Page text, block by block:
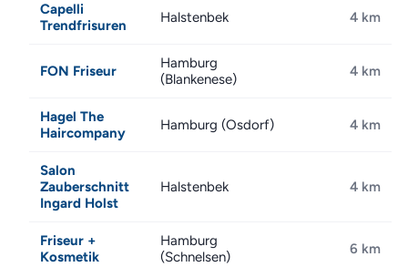
Capelli
Trendfrisuren
Halstenbek 4 km
FON Friseur
Hamburg
(Blankenese)
4 km
Hagel The
Haircompany
Hamburg (Osdorf) 4 km
Salon
Zauberschnitt
Ingard Holst
Halstenbek 4 km
Friseur +
Kosmetik
Hamburg
(Schnelsen)
6 km